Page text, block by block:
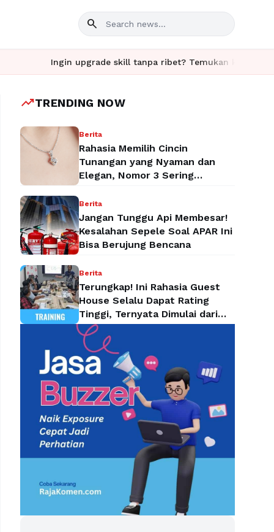
search
Ingin upgrade skill tanpa ribet? Temukan kelas seru
trending_upTRENDING NOW
Berita
Rahasia Memilih Cincin
Tunangan yang Nyaman dan
Elegan, Nomor 3 Sering
Berita
Jangan Tunggu Api Membesar!
Kesalahan Sepele Soal APAR Ini
Bisa Berujung Bencana
Berita
Terungkap! Ini Rahasia Guest
House Selalu Dapat Rating
Tinggi, Ternyata Dimulai dari
Housekeeping